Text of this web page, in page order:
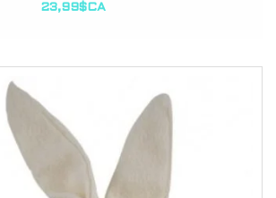
23,99$CA